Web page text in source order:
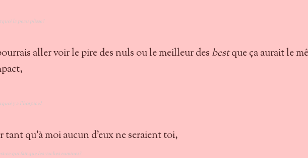
la peau plisse?
aller voir le pire des nuls ou le meilleur des bestque ça aurait le
y a l'hospice?
tant qu'à moi aucun d'eux ne seraient toi,
ce qui fait que les vaches rumines?